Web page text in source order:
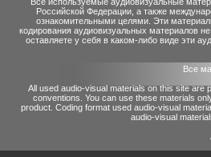
Российской Федерации, а также
ознакомительными целями. Эти
кодирования аудиовизуальных материалов
оставляете у себя в каком-либо виде эти
Все
All used audio-visual materials on this site are
conventions. You can use these materials
product. Coding format used audio-visual
audio-visual